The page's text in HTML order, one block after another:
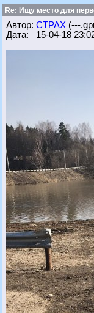
Re: Ищу место для
Автор: CTPAX (---
Дата: 15-04-18